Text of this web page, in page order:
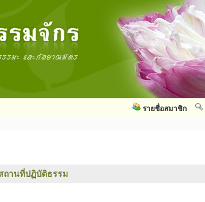
รายชื่อสมาชิก
ถานที่ปฏิบัติธรรม